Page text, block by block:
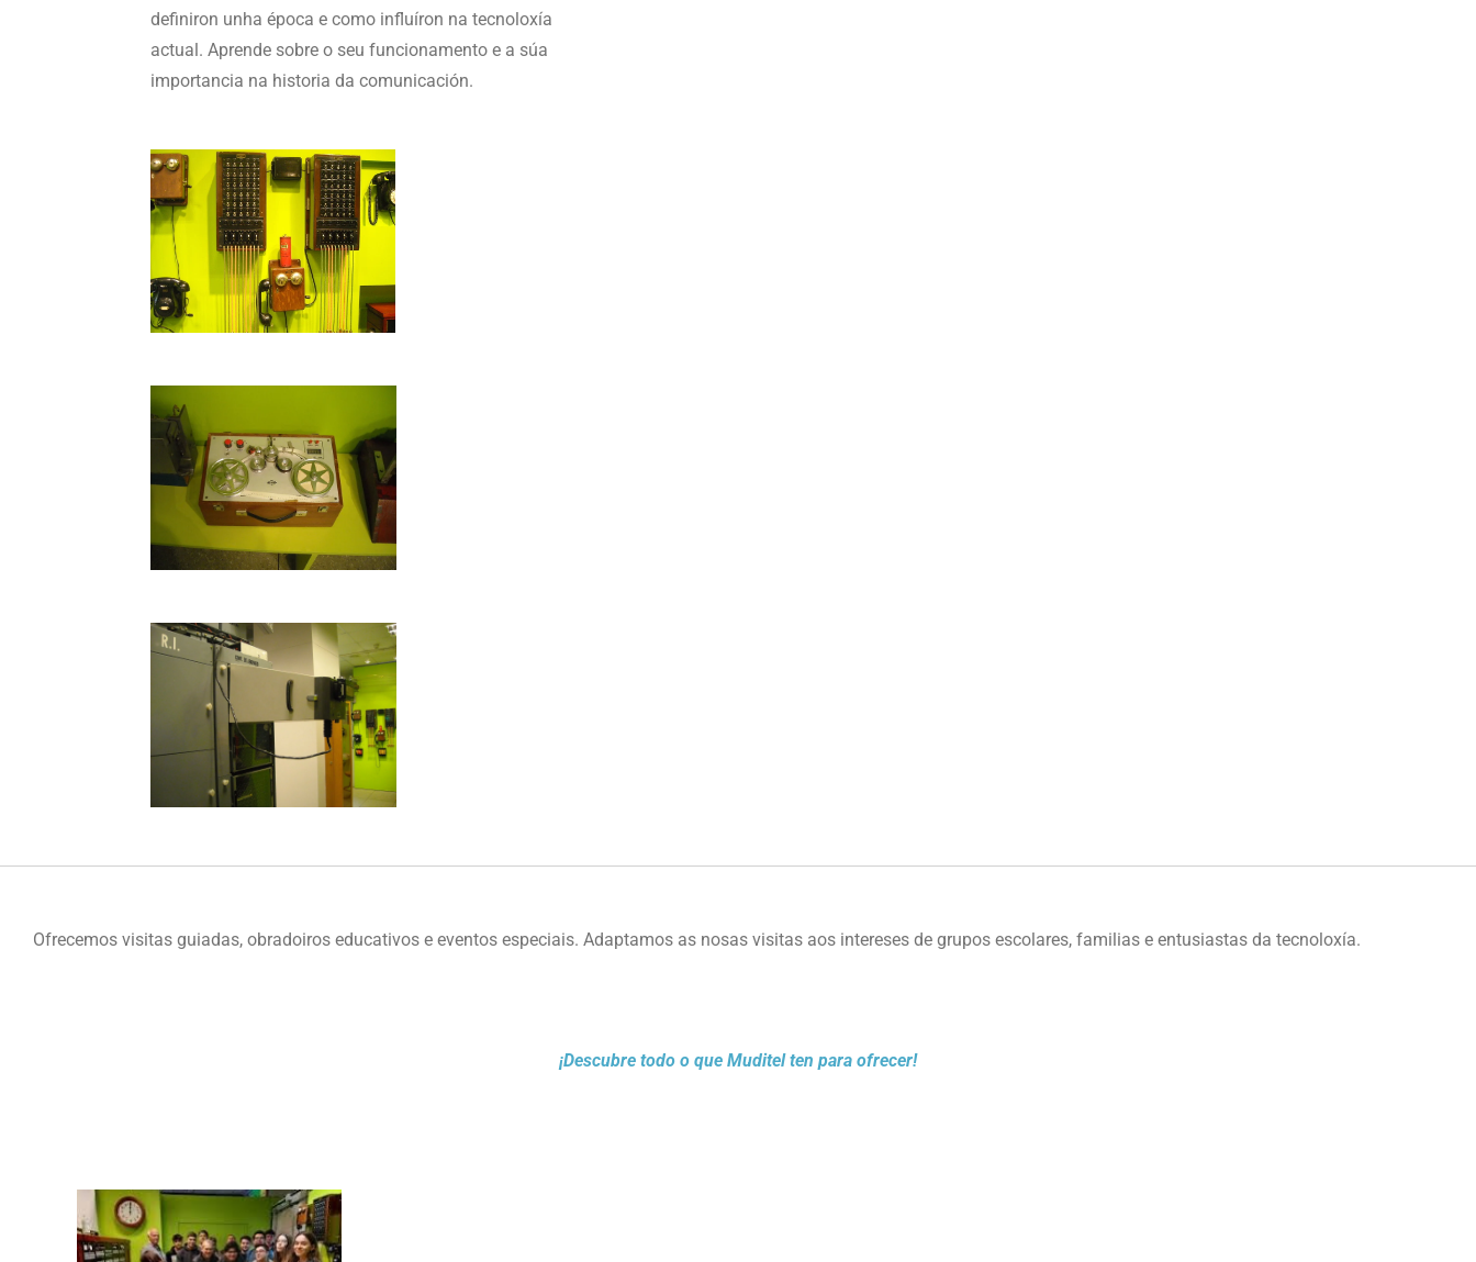
definiron unha época e como influíron na tecnoloxía
actual. Aprende sobre o seu funcionamento e a súa
importancia na historia da comunicación.
Ofrecemos visitas guiadas, obradoiros educativos e eventos especiais. Adaptamos as nosas visitas aos intereses de grupos escolares, familias e entusiastas da tecnoloxía.
¡Descubre todo o que Muditel ten para ofrecer!